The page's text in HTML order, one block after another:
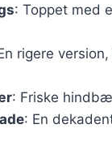
: Toppet med
rigere
: Friske
: En